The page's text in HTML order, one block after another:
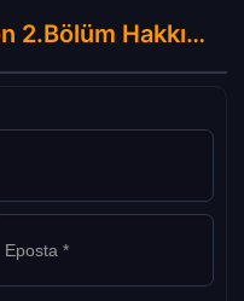
Emily in Paris : 2.Sezon 2.Bölüm Hakkında Yorumlar